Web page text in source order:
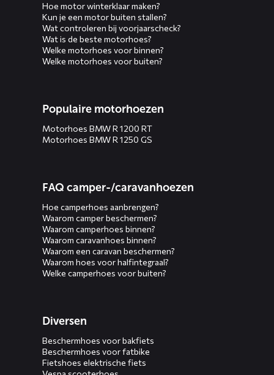
Hoe motor winterklaar maken?
Kun je een motor buiten stallen?
Wat controleren bij voorjaarscheck?
Wat is de beste motorhoes?
Welke motorhoes voor binnen?
Welke motorhoes voor buiten?
Populaire motorhoezen
Motorhoes BMW R 1200 RT
Motorhoes BMW R 1250 GS
FAQ camper-/caravanhoezen
Hoe camperhoes aanbrengen?
Waarom camper beschermen?
Waarom camperhoes binnen?
Waarom caravanhoes binnen?
Waarom een caravan beschermen?
Waarom hoes voor halfintegraal?
Welke camperhoes voor buiten?
Diversen
Beschermhoes voor bakfiets
Beschermhoes voor fatbike
Fietshoes elektrische fiets